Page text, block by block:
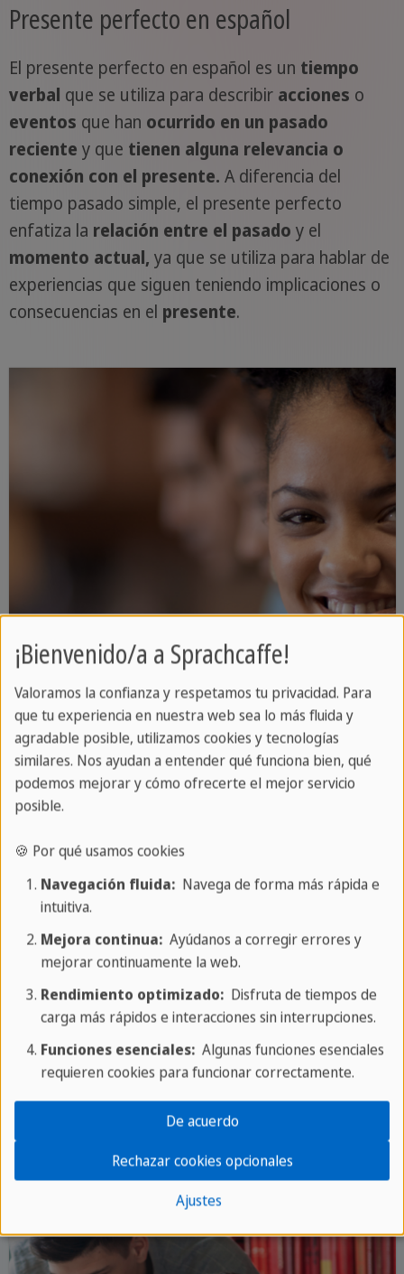
Presente perfecto en español
El presente perfecto en español es un tiempo
verbal que se utiliza para describir acciones o
eventos que han ocurrido en un pasado
reciente y que tienen alguna relevancia o
conexión con el presente. A diferencia del
tiempo pasado simple, el presente perfecto
enfatiza la relación entre el pasado y el
momento actual, ya que se utiliza para hablar de
experiencias que siguen teniendo implicaciones o
consecuencias en el presente.
Presente perfecto
Aprende aquí cómo funciona el presente
Aprende los otros tiempos verbales en
español
¡Bienvenido/a a Sprachcaffe!
Valoramos la confianza y respetamos tu privacidad. Para
que tu experiencia en nuestra web sea lo más fluida y
agradable posible, utilizamos cookies y tecnologías
similares. Nos ayudan a entender qué funciona bien, qué
podemos mejorar y cómo ofrecerte el mejor servicio
posible.
🍪 Por qué usamos cookies
Navegación fluida:Navega de forma más rápida e
intuitiva.
Mejora continua:Ayúdanos a corregir errores y
mejorar continuamente la web.
Rendimiento optimizado:Disfruta de tiempos de
carga más rápidos e interacciones sin interrupciones.
Funciones esenciales:Algunas funciones esenciales
requieren cookies para funcionar correctamente.
Ajustes
Rechazar cookies opcionales
De acuerdo